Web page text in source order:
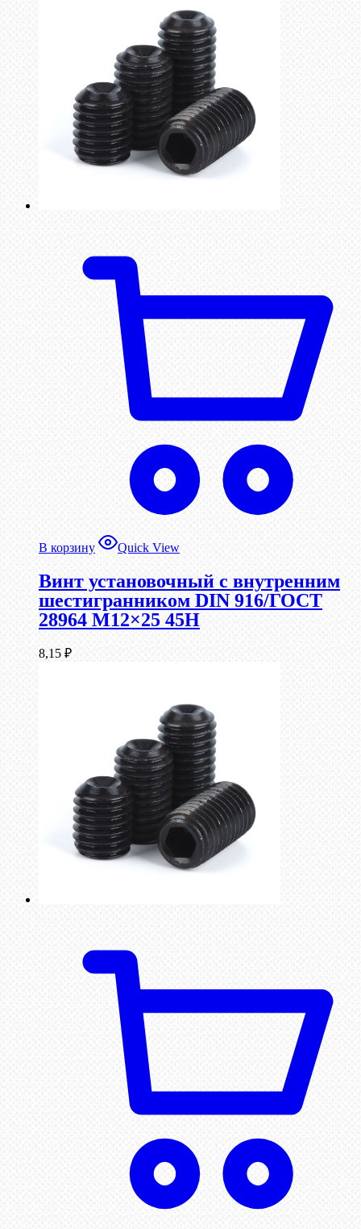
В корзину Quick View
Винт установочный с внутренним
шестигранником DIN 916/ГОСТ
28964 М12×25 45Н
8,15 ₽